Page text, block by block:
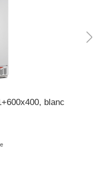
blanc